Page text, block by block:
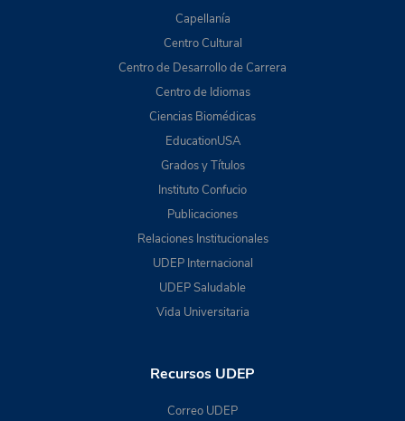
Capellanía
Centro Cultural
Centro de Desarrollo de Carrera
Centro de Idiomas
Ciencias Biomédicas
EducationUSA
Grados y Títulos
Instituto Confucio
Publicaciones
Relaciones Institucionales
UDEP Internacional
UDEP Saludable
Vida Universitaria
Recursos UDEP
Correo UDEP